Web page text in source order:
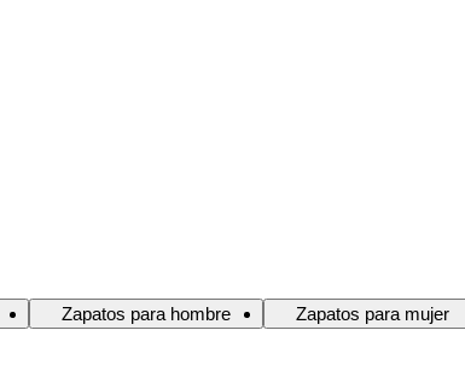
Zapatos para hombre Zapatos para mujer